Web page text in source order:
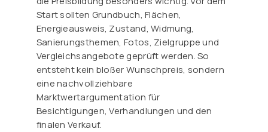
Start sollten Grundbuch, Flächen,
Energieausweis, Zustand, Widmung,
Sanierungsthemen, Fotos, Zielgruppe und
Vergleichsangebote geprüft werden. So
entsteht kein bloßer Wunschpreis, sondern
eine nachvollziehbare
Marktwertargumentation für
Besichtigungen, Verhandlungen und den
finalen Verkauf.